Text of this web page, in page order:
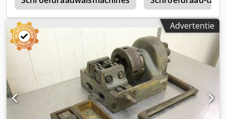
Advertentie